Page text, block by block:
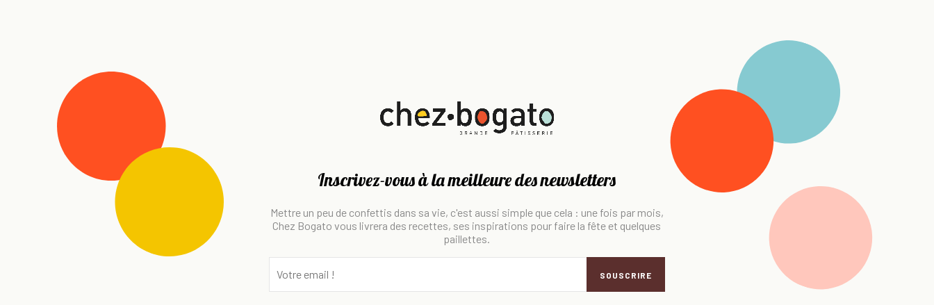
Inscrivez-vous à la meilleure des newsletters
Mettre un peu de confettis dans sa vie, c'est aussi simple que cela : une fois par mois,
Chez Bogato vous livrera des recettes, ses inspirations pour faire la fête et quelques
paillettes.
SOUSCRIRE